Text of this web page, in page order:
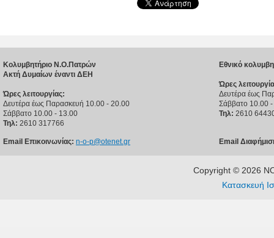
Κολυμβητήριο Ν.Ο.Πατρών
Ακτή Δυμαίων έναντι ΔΕΗ
Ώρες λειτουργίας:
Δευτέρα έως Παρασκευή 10.00 - 20.00
Σάββατο 10.00 - 13.00
Τηλ: 2610 317766
Email Επικοινωνίας: n-o-p@otenet.gr
Εθνικό
Ώρες
Δευτέρα έως
Σάββατο 10.00
Τηλ: 2610
Email
Copyright © 2026
Κατασκευή